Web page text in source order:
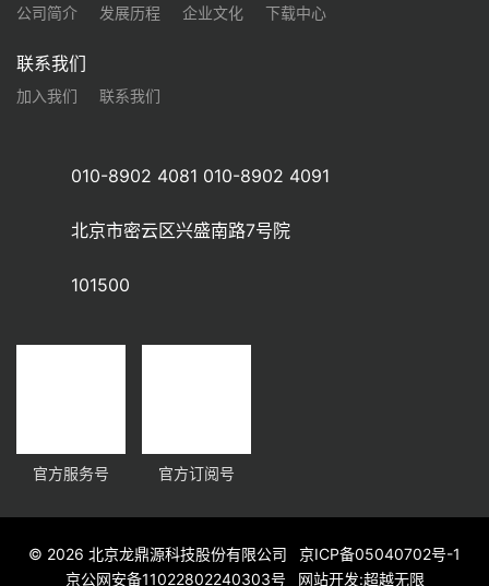
公司简介 发展历程 企业文化 下载中心
联系我们
加入我们 联系我们
010-8902 4081 010-8902 4091
北京市密云区兴盛南路7号院
101500
官方服务号 官方订阅号
© 2026 北京龙鼎源科技股份有限公司
京ICP备05040702号-1